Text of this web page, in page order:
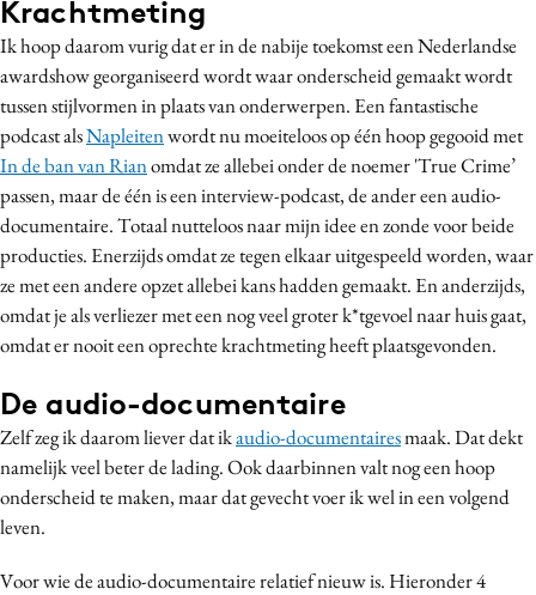
Krachtmeting
Ik hoop daarom vurig dat er in de nabije toekomst een Nederlandse
awardshow georganiseerd wordt waar onderscheid gemaakt wordt
tussen stijlvormen in plaats van onderwerpen. Een fantastische
podcast alsNapleitenwordt nu moeiteloos op één hoop gegooid met
In de ban van Rianomdat ze allebei onder de noemer 'True Crime’
passen, maar de één is een interview-podcast, de ander een audio-
documentaire. Totaal nutteloos naar mijn idee en zonde voor beide
producties. Enerzijds omdat ze tegen elkaar uitgespeeld worden, waar
ze met een andere opzet allebei kans hadden gemaakt. En anderzijds,
omdat je als verliezer met een nog veel groter k*tgevoel naar huis gaat,
omdat er nooit een oprechte krachtmeting heeft plaatsgevonden.
De audio-documentaire
Zelf zeg ik daarom liever dat ikaudio-documentairesmaak. Dat dekt
namelijk veel beter de lading. Ook daarbinnen valt nog een hoop
onderscheid te maken, maar dat gevecht voer ik wel in een volgend
leven.
Voor wie de audio-documentaire relatief nieuw is. Hieronder 4